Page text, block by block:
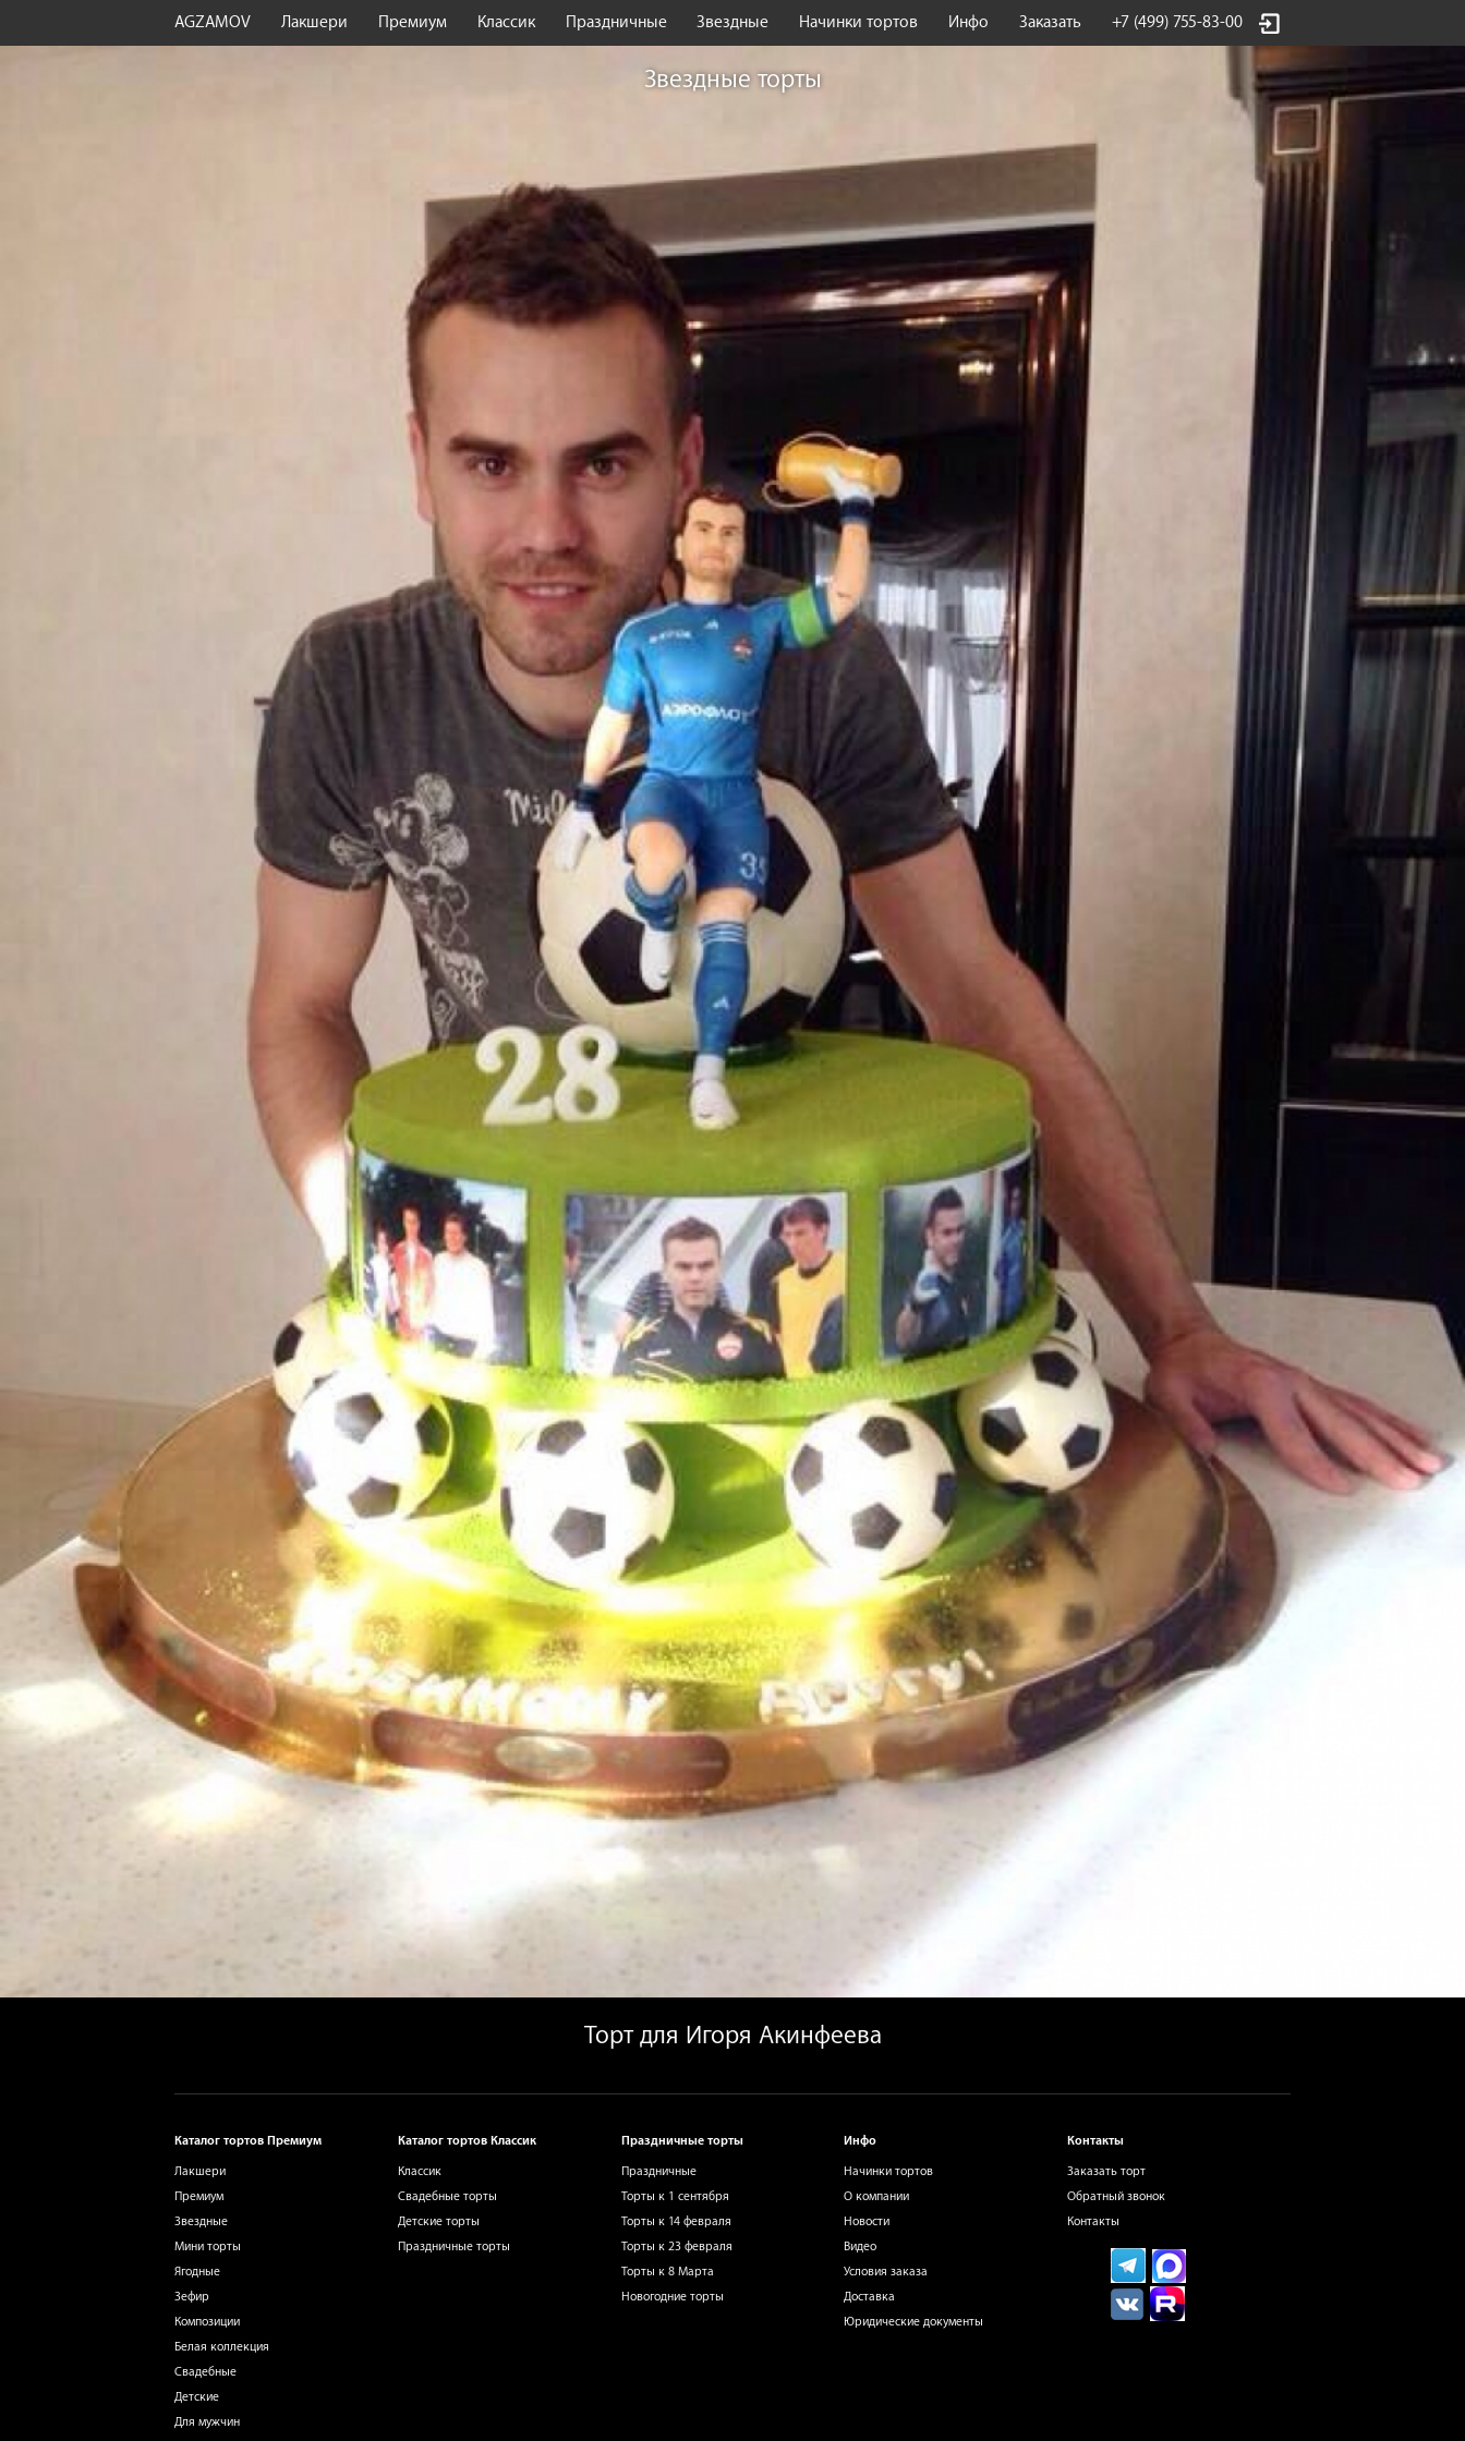
AGZAMOV Лакшери Премиум Классик Праздничные Звездные Начинки тортов Инфо Заказать +7 (499) 755-83-00
Звездные торты
Торт для Игоря Акинфеева
Каталог тортов Премиум
Лакшери
Премиум
Звездные
Мини торты
Ягодные
Зефир
Композиции
Белая коллекция
Свадебные
Детские
Для мужчин
Каталог тортов Классик
Классик
Свадебные торты
Детские торты
Праздничные торты
Праздничные торты
Праздничные
Торты к 1 сентября
Торты к 14 февраля
Торты к 23 февраля
Торты к 8 Марта
Новогодние торты
Инфо
Начинки тортов
О компании
Новости
Видео
Условия заказа
Доставка
Юридические документы
Контакты
Заказать торт
Обратный звонок
Контакты